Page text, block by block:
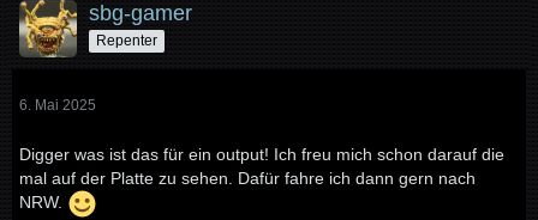
sbg-gamer
Repenter
6. Mai 2025
Digger was ist das für ein output! Ich freu mich schon darauf die
mal auf der Platte zu sehen. Dafür fahre ich dann gern nach
NRW.